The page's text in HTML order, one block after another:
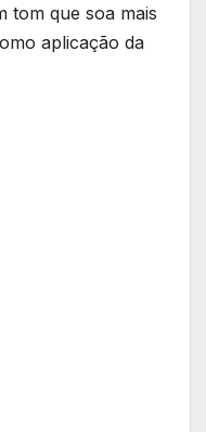
tom que soa mais
aplicação da